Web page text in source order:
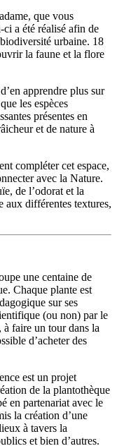
que vous
a été réalisé afin de
urbaine. 18
la faune et la flore
apprendre plus sur
les espèces
présentes en
et de nature à
compléter cet espace,
avec la Nature.
de l’odorat et la
aux différentes textures,
une centaine de
Chaque plante est
sur ses
(ou non) par le
faire un tour dans la
d’acheter des
est un projet
de la plantothèque
en partenariat avec le
la création d’une
à tavers la
et bien d’autres.